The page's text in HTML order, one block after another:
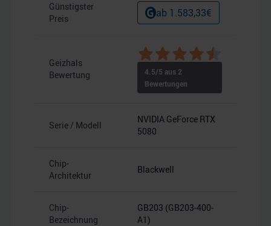
Günstigster
Preis
ab 1.583,33€
Geizhals
Bewertung
4.5/5 aus 2
Bewertungen
Serie / Modell
NVIDIA GeForce RTX
5080
Chip-
Architektur
Blackwell
Chip-
Bezeichnung
GB203 (GB203-400-
A1)